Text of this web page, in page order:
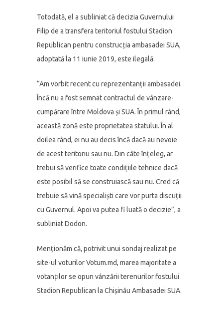
Totodată, el a subliniat că decizia Guvernului
Filip de a transfera teritoriul fostului Stadion
Republican pentru construcția ambasadei SUA,
adoptată la 11 iunie 2019, este ilegală.
“Am vorbit recent cu reprezentanții ambasadei.
Încă nu a fost semnat contractul de vânzare-
cumpărare între Moldova și SUA. În primul rând,
această zonă este proprietatea statului. În al
doilea rând, ei nu au decis încă dacă au nevoie
de acest teritoriu sau nu. Din câte înțeleg, ar
trebui să verifice toate condițiile tehnice dacă
este posibil să se construiască sau nu. Cred că
trebuie să vină specialiști care vor purta discuții
cu Guvernul. Apoi va putea fi luată o decizie”, a
subliniat Dodon.
Menționăm că, potrivit unui sondaj realizat pe
site-ul voturilor Votum.md, marea majoritate a
votanților se opun vânzării terenurilor fostului
Stadion Republican la Chișinău Ambasadei SUA.